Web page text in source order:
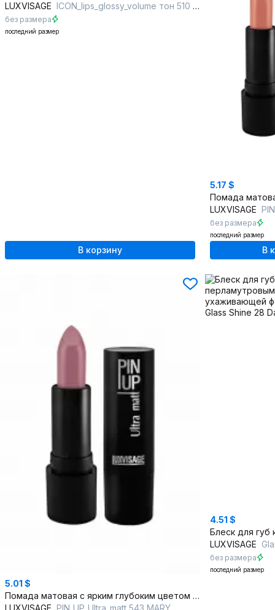
LUXVISAGE ICON_lips_glossy_volume тон 510 Rosewood
без размера
последний размер
В корзину
5.17 $
LUXVISAGE
без размера
последний размер
В
5.01 $
Помада матовая с ярким глубоким цветом и питательными маслами
LUXVISAGE PIN_UP_Ultra_matt 543 MARY
4.51 $
LUXVISAGE
без размера
последний размер